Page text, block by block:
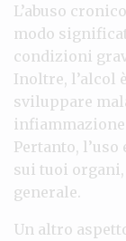
L’abuso
modo
condizioni
Inoltre, l’alcol
sviluppare
infiammazione
Pertanto,
sui tuoi
generale.
Un altro